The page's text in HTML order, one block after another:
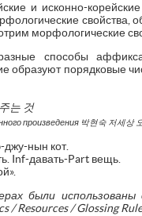
и исконно-
свойства,
морфологические
способы
образуют порядковые
는 것
произведения 박현숙 저세상
нын кот.
Inf-давать-Part вещь.
были использованы
Resources / Glossing